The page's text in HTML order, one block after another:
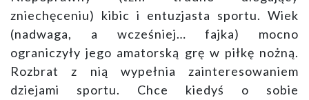
zniechęceniu) kibic i entuzjasta sportu. Wiek
(nadwaga, a wcześniej… fajka) mocno
ograniczyły jego amatorską grę w piłkę nożną.
Rozbrat z nią wypełnia zainteresowaniem
dziejami sportu. Chce kiedyś o sobie